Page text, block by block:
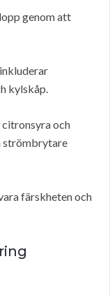
genom att
kylskåp.
citronsyra och
strömbrytare
färskheten och